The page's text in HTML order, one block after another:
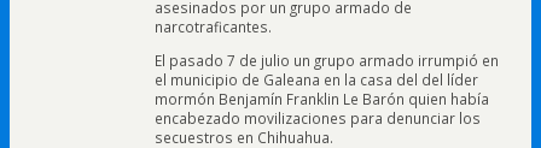
asesinados por un grupo armado de
narcotraficantes.
El pasado 7 de julio un grupo armado irrumpió en
el municipio de Galeana en la casa del del líder
mormón Benjamín Franklin Le Barón quien había
encabezado movilizaciones para denunciar los
secuestros en Chihuahua.